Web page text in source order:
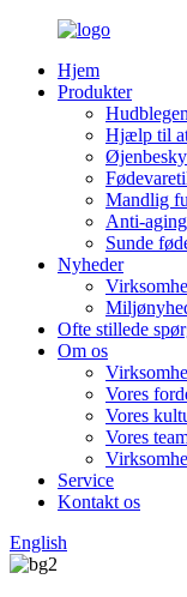
Hjem
Produkter
Hjælp til
Mandlig
Anti-
Sunde
Nyheder
Ofte stillede
Om os
Vores
Vores
Vores
Service
Kontakt os
English